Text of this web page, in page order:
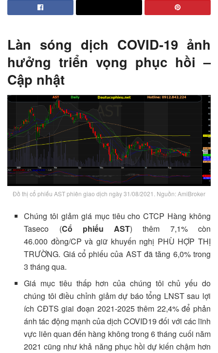
Làn sóng dịch COVID-19 ảnh
hưởng triển vọng phục hồi –
Cập nhật
Đồ thị cổ phiếu AST phiên giao dịch ngày 31/08/2021. Nguồn: AmiBroker
Chúng tôi giảm giá mục tiêu cho CTCP Hàng không
Taseco (Cổ phiếu AST) thêm 7,1% còn
46.000 đồng/CP và giữ khuyến nghị PHÙ HỢP THỊ
TRƯỜNG. Giá cổ phiếu của AST đã tăng 6,0% trong
3 tháng qua.
Giá mục tiêu thấp hơn của chúng tôi chủ yếu do
chúng tôi điều chỉnh giảm dự báo tổng LNST sau lợi
ích CĐTS giai đoạn 2021-2025 thêm 22,4% để phản
ánh tác động mạnh của dịch COVID19 đối với các lĩnh
vực liên quan đến hàng không trong 6 tháng cuối năm
2021 cũng như khả năng phục hồi dự kiến chậm hơn